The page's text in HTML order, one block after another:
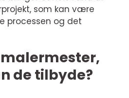
som kan være
processen og det
de tilbyde?